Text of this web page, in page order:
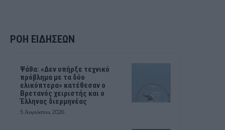
ΡΟΗ ΕΙΔΗΣΕΩΝ
Ψάθα: «Δεν υπήρξε τεχνικό
πρόβλημα με τα δύο
ελικόπτερα» κατέθεσαν ο
Βρετανός χειριστής και ο
Έλληνας διερμηνέας
5 Αυγούστου, 2026